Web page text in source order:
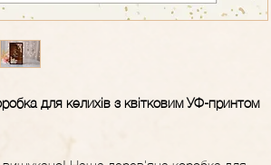
для келихів з квітковим УФ-принтом